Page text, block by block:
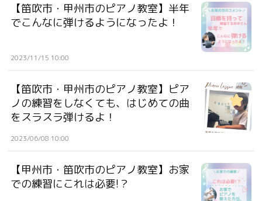
【笛吹市・甲州市のピアノ教室】半年
でこんなに弾けるようになったよ！
2023/11/15 10:00
【笛吹市・甲州市のピアノ教室】ピア
ノの練習をしなくても、はじめての曲
をスラスラ弾けるよ！
2023/06/08 10:00
【甲州市・笛吹市のピアノ教室】お家
での練習にこれは必要!？